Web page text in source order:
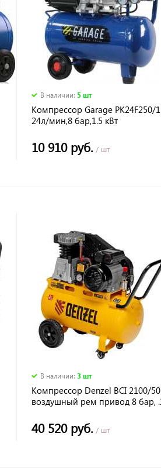
В наличии: 5 шт
Компрессор Garage PK24F250/
24л/мин,8 бар,1.5 кВт
10 910 руб./ шт
В наличии: 3 шт
Компрессор Denzel BCI 2100/50
воздушный рем привод 8 бар,
40 520 руб./ шт